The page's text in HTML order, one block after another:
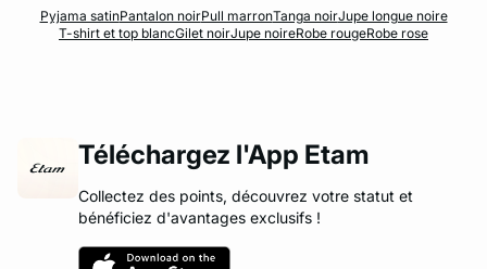
Pyjama satinPantalon noirPull marronTanga noirJupe longue noire
T-shirt et top blancGilet noirJupe noireRobe rougeRobe rose
Téléchargez l'App Etam
Collectez des points, découvrez votre statut et
bénéficiez d'avantages exclusifs !